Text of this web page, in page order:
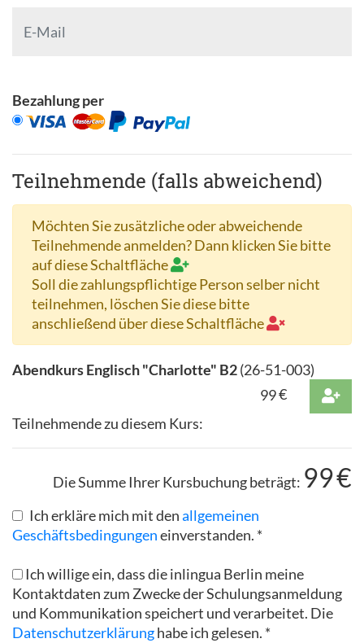
Bezahlung per
Teilnehmende (falls abweichend)
Möchten Sie zusätzliche oder abweichende
Teilnehmende anmelden? Dann klicken Sie bitte
auf diese Schaltfläche
Soll die zahlungspflichtige Person selber nicht
teilnehmen, löschen Sie diese bitte
anschließend über diese Schaltfläche
Abendkurs Englisch "Charlotte" B2(26-51-003)
99€
Teilnehmende zu diesem Kurs:
Die Summe Ihrer Kursbuchung beträgt: 99€
Ich erkläre mich mit denallgemeinen
Geschäftsbedingungeneinverstanden. *
Ich willige ein, dass die inlingua Berlin meine
Kontaktdaten zum Zwecke der Schulungsanmeldung
und Kommunikation speichert und verarbeitet. Die
Datenschutzerklärunghabe ich gelesen. *